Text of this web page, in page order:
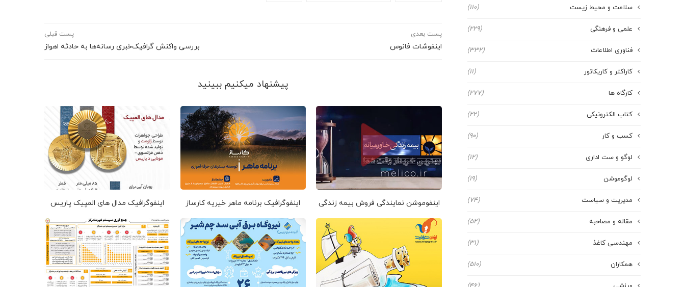
پست قبلی
بررسی واکنش گرافیک‌خبری رسانه‌ها به حادثه اهواز
پست بعدی
اینفوشات فانوس
پیشنهاد می‎کنیم ببینید
اینفوگرافیک مدال های المپیک پاریس اینفوگرافیک برنامه ماهر خیریه کارساز اینفوموشن نمایندگی فروش بیمه زندگی
سلامت و محیط زیست (110)
علمی و فرهنگی (229)
فناوری اطلاعات (332)
کاراکتر و کاریکاتور (11)
کارگاه ها (277)
کتاب الکترونیکی (22)
کسب و کار (90)
لوگو و ست اداری (12)
لوگوموشن (19)
مدیریت و سیاست (74)
مقاله و مصاحبه (52)
مهندسی کاغذ (31)
همکاران (510)